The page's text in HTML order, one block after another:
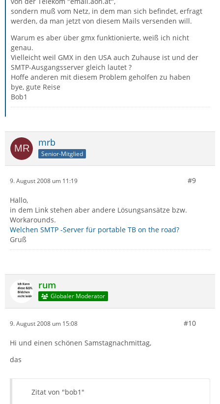
sondern muß vom Netz, in dem man sich befindet, erfragt
werden, da man jetzt von diesem Mails versenden will.
Warum es aber über gmx funktionierte, weiß ich nicht
genau.
Vielleicht weil GMX in den USA auch Zuhause ist und der
SMTP-Ausgangsserver gleich lautet ?
Hoffe anderen mit diesem Problem geholfen zu haben
bye, gute Reise
Bob1
mrb
Senior-Mitglied
9. August 2008 um 11:19 #9
Hallo,
in dem Link stehen aber andere Lösungsansätze bzw.
Workarounds.
Welchen SMTP -Server für portable TB on the road?
Gruß
rum
Globaler Moderator
9. August 2008 um 15:08 #10
Hi und einen schönen Samstagnachmittag,
das
Zitat von "bob1"